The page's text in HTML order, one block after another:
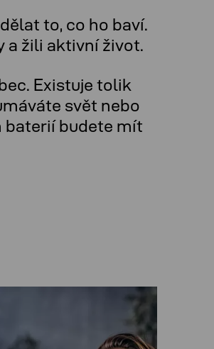
to, co ho baví.
a žili aktivní život.
Existuje tolik
svět nebo
baterií budete mít